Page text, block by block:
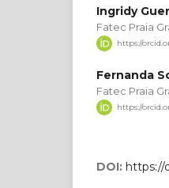
Ingridy
Fatec Praia
https://
Fernanda
Fatec Praia
https://
DOI: https://